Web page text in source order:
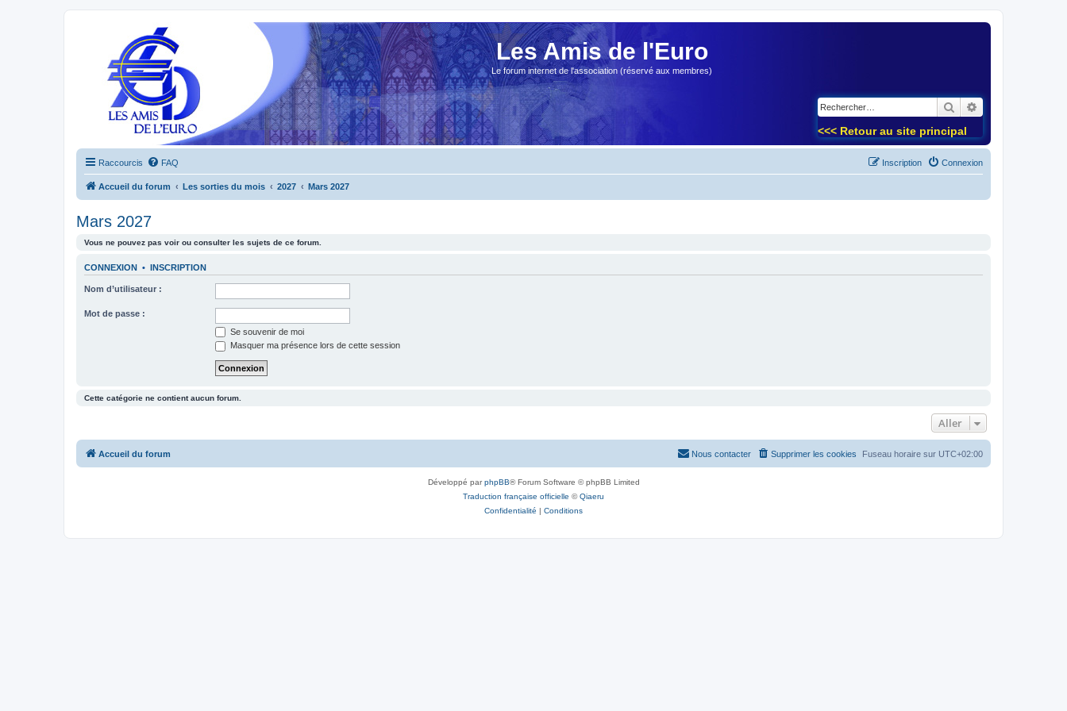
Les Amis de l'Euro
Le forum internet de l'association (réservé aux membres)
Rechercher
<<< Retour au site principal
Raccourcis FAQ Connexion
Inscription
Accueil du forum Les sorties du mois 2027 Mars 2027
Mars 2027
Vous ne pouvez pas voir ou consulter les sujets de ce forum.
CONNEXION • INSCRIPTION
Nom d’utilisateur :
Mot de passe :
Se souvenir de moi
Masquer ma présence lors de cette session
Cette catégorie ne contient aucun forum.
Aller
Accueil du forum Fuseau horaire sur UTC+02:00
Supprimer les cookies
Nous contacter
Développé parphpBB® Forum Software © phpBB Limited
Traduction française officielle ©Qiaeru
Confidentialité | Conditions